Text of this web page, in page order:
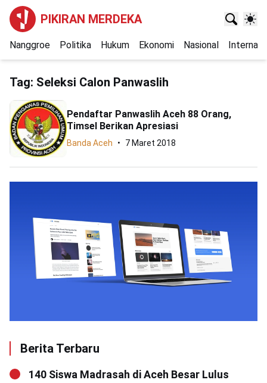
PIKIRAN MERDEKA
Nanggroe Politika Hukum Ekonomi Nasional
Tag: Seleksi Calon Panwaslih
Pendaftar Panwaslih Aceh 88 Orang,
Timsel Berikan Apresiasi
Banda Aceh 7 Maret 2018
Berita Terbaru
140 Siswa Madrasah di Aceh Besar Lulus